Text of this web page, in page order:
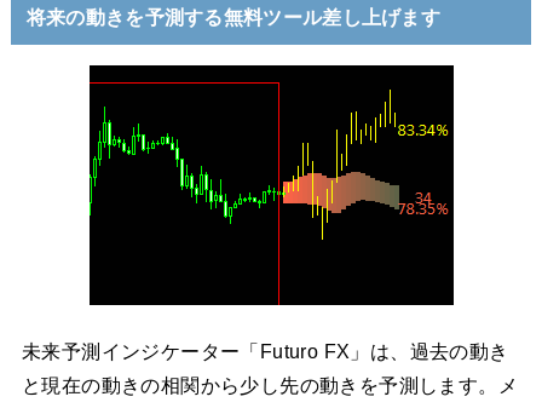
将来の動きを予測する無料ツール差し上げます
未来予測インジケーター「Futuro FX」は、過去の動き
と現在の動きの相関から少し先の動きを予測します。メ